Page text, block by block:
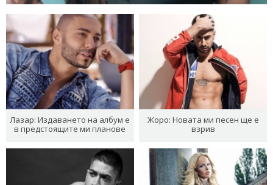
Лазар: Издаването на албум е
в предстоящите ми планове
Жоро: Новата ми песен ще е
взрив